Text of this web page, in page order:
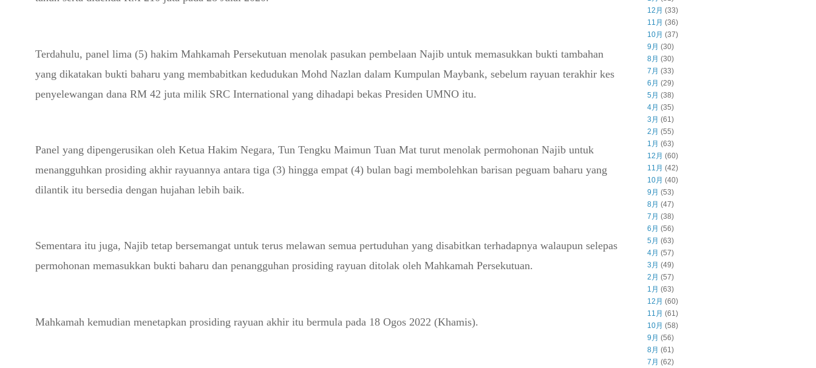
Terdahulu, panel lima (5) hakim Mahkamah Persekutuan menolak pasukan pembelaan Najib untuk memasukkan bukti tambahan
yang dikatakan bukti baharu yang membabitkan kedudukan Mohd Nazlan dalam Kumpulan Maybank, sebelum rayuan terakhir kes
penyelewangan dana RM 42 juta milik SRC International yang dihadapi bekas Presiden UMNO itu.
Panel yang dipengerusikan oleh Ketua Hakim Negara, Tun Tengku Maimun Tuan Mat turut menolak permohonan Najib untuk
menangguhkan prosiding akhir rayuannya antara tiga (3) hingga empat (4) bulan bagi membolehkan barisan peguam baharu yang
dilantik itu bersedia dengan hujahan lebih baik.
Sementara itu juga, Najib tetap bersemangat untuk terus melawan semua pertuduhan yang disabitkan terhadapnya walaupun selepas
permohonan memasukkan bukti baharu dan penangguhan prosiding rayuan ditolak oleh Mahkamah Persekutuan.
Mahkamah kemudian menetapkan prosiding rayuan akhir itu bermula pada 18 Ogos 2022 (Khamis).
12月 (33)
11月 (36)
10月 (37)
9月 (30)
8月 (30)
7月 (33)
6月 (29)
5月 (38)
4月 (35)
3月 (61)
2月 (55)
1月 (63)
12月 (60)
11月 (42)
10月 (40)
9月 (53)
8月 (47)
7月 (38)
6月 (56)
5月 (63)
4月 (57)
3月 (49)
2月 (57)
1月 (63)
12月 (60)
11月 (61)
10月 (58)
9月 (56)
8月 (61)
7月 (62)